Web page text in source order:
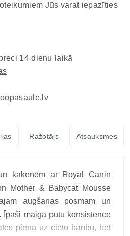
Jūs varat iepazīties
14 dienu laikā
Ražotājs Atsauksmes
kaķenēm ar Royal Canin
Mother & Babycat Mousse
augšanas posmam un
Īpaši maiga putu konsistence
piena uz cieto barību, bet